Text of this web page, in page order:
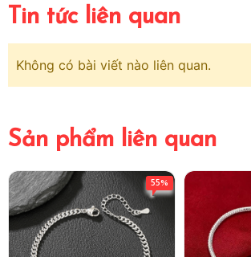
Tin tức liên quan
Không có bài viết nào liên quan.
Sản phẩm liên quan
55%